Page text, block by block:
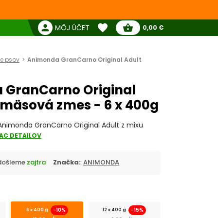
person MÔJ ÚČET favorite
Obľúbené produkty
shopping_basket
Pokladňa
0,00 €
psov
Animonda GranCarno Original Adult
GranCarno Original
zmes - 6 x 400g
GranCarno Original Adult z mixu
DETAILOV
zajtra Značka: ANIMONDA
6 x 400 g -10% 12 x 400 g -15%